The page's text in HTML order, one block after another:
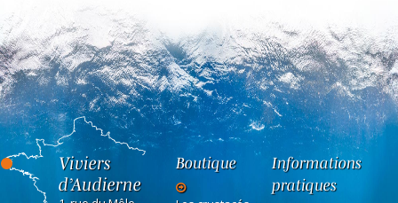
Viviers
d’Audierne
Boutique
Informations
pratiques